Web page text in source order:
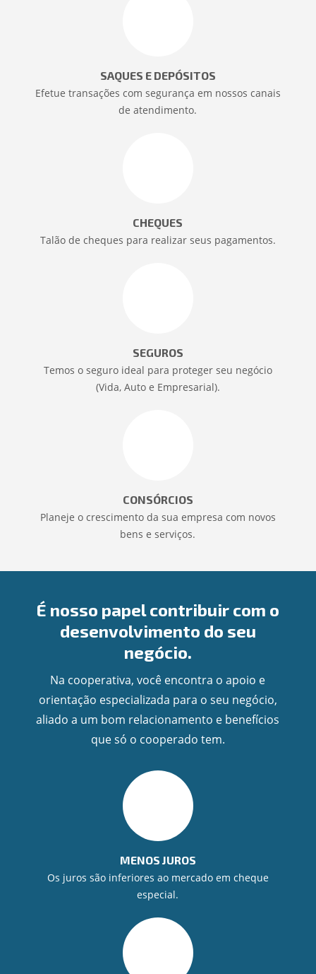
SAQUES E DEPÓSITOS
Efetue transações com segurança em nossos canais
de atendimento.
CHEQUES
Talão de cheques para realizar seus pagamentos.
SEGUROS
Temos o seguro ideal para proteger seu negócio
(Vida, Auto e Empresarial).
CONSÓRCIOS
Planeje o crescimento da sua empresa com novos
bens e serviços.
É nosso papel contribuir com o
desenvolvimento do seu
negócio.
Na cooperativa, você encontra o apoio e
orientação especializada para o seu negócio,
aliado a um bom relacionamento e benefícios
que só o cooperado tem.
MENOS JUROS
Os juros são inferiores ao mercado em cheque
especial.